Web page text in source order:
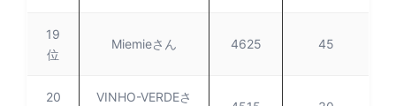
19
位
Miemieさん 4625 45
20
VINHO-VERDEさ